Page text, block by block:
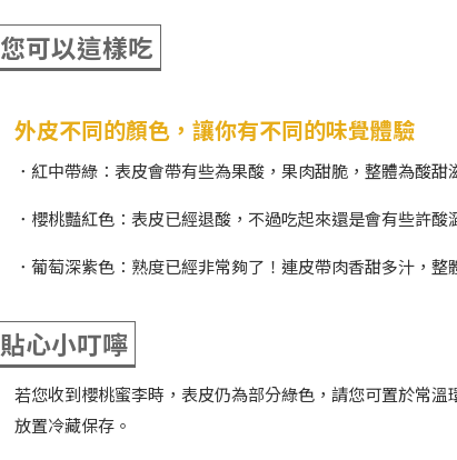
您可以這樣吃
外皮不同的顏色，讓你有不同的味覺體驗
．紅中帶綠：表皮會帶有些為果酸，果肉甜脆，整體為酸甜
．櫻桃豔紅色：表皮已經退酸，不過吃起來還是會有些許
．葡萄深紫色：熟度已經非常夠了！連皮帶肉香甜多汁，
貼心小叮嚀
若您收到櫻桃蜜李時，表皮仍為部分綠色，請您可置於常
放置冷藏保存。